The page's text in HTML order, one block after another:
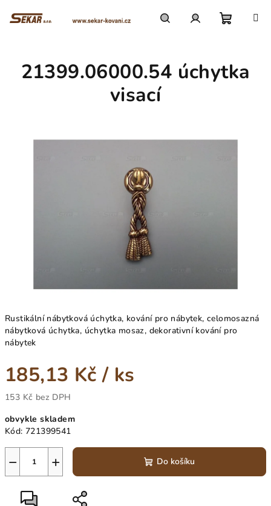
košík
Rustikální nábytková úchytka, kování pro nábytek, celomosazná
nábytková úchytka, úchytka mosaz, dekorativní kování pro
nábytek
185,13 Kč/ ks
153 Kč bez DPH
cena:
obvykle skladem
Kód: 721399541
+
− Do košíku
21399.06000.54 úchytka
visací